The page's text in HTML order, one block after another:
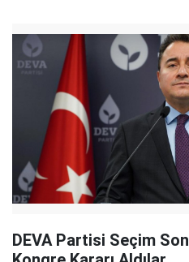
DEVA Partisi Seçim